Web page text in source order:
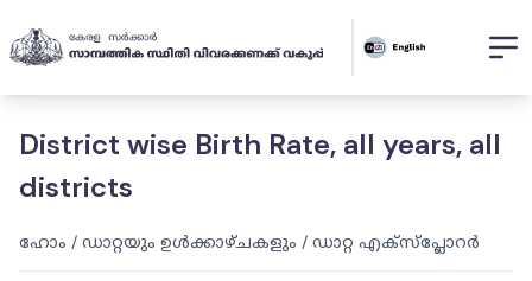
District wise Birth Rate, all years, all
districts
ഹോം / ഡാറ്റയും ഉൾക്കാഴ്ചകളും / ഡാറ്റ എക്സ്പ്ലോറർ